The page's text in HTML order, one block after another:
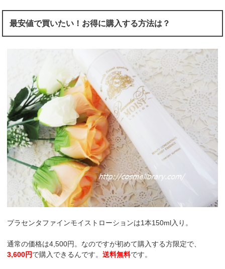
最安値で買いたい！お得に購入する方法は？
プラセンタファインモイストローションは1本150ml入り。
通常の価格は4,500円。なのですが初めて購入する方限定で、
3,600円で購入できるんです。送料無料です。